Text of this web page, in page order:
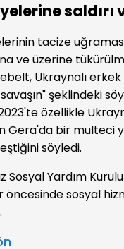
saldırı
tacize
ve üzerine
Ukraynalı
şeklindeki
özellikle
Gera'da bir mülteci
söyledi.
Sosyal Yardım
öncesinde sosyal